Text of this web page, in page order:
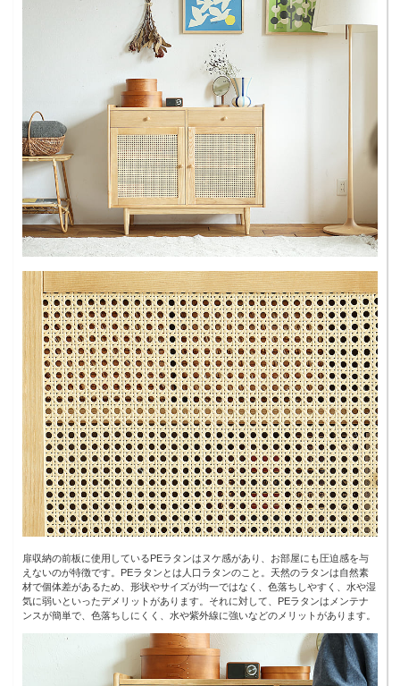
扉収納の前板に使用しているPEラタンはヌケ感があり、お部屋にも圧迫感を与
えないのが特徴です。PEラタンとは人口ラタンのこと。天然のラタンは自然素
材で個体差があるため、形状やサイズが均一ではなく、色落ちしやすく、水や湿
気に弱いといったデメリットがあります。それに対して、PEラタンはメンテナ
ンスが簡単で、色落ちしにくく、水や紫外線に強いなどのメリットがあります。